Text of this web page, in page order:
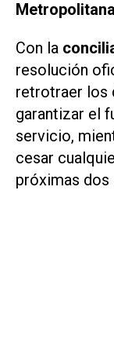
Con la
resolución
retrotraer los
garantizar el
servicio,
cesar
próximas dos